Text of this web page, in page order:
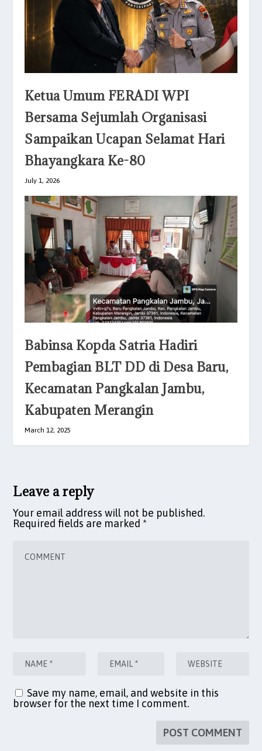
Ketua Umum FERADI WPI
Bersama Sejumlah Organisasi
Sampaikan Ucapan Selamat Hari
Bhayangkara Ke-80
July 1, 2026
Babinsa Kopda Satria Hadiri
Pembagian BLT DD di Desa Baru,
Kecamatan Pangkalan Jambu,
Kabupaten Merangin
March 12, 2025
Leave a reply
Your email address will not be published.
Required fields are marked *
Save my name, email, and website in this
browser for the next time I comment.